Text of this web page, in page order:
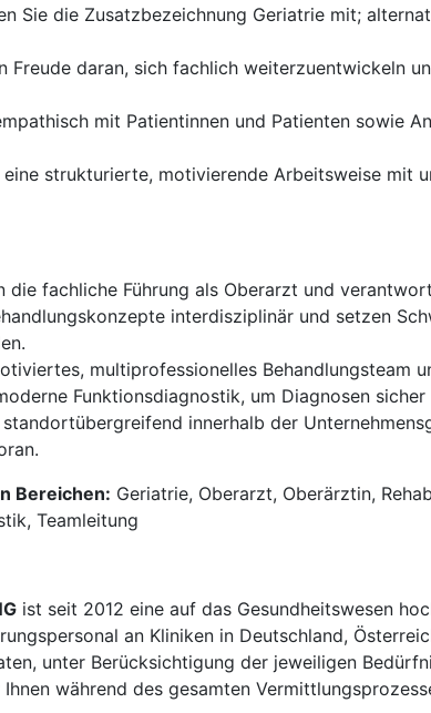
Sie die Zusatzbezeichnung Geriatrie mit;
Freude daran, sich fachlich weiterzuentwickeln
mit Patientinnen und Patienten sowie
eine strukturierte, motivierende Arbeitsweise mit
die fachliche Führung als Oberarzt und
interdisziplinär und setzen
multiprofessionelles Behandlungsteam
Funktionsdiagnostik, um Diagnosen
innerhalb der
Bereichen: Geriatrie, Oberarzt, Oberärztin,
Teamleitung
ist seit 2012 eine auf das Gesundheitswesen
an Kliniken in Deutschland,
unter Berücksichtigung der jeweiligen
während des gesamten